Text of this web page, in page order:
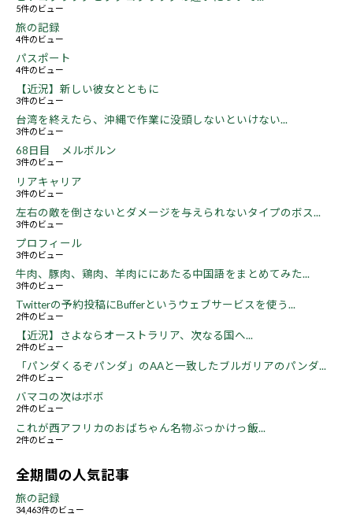
5件のビュー
旅の記録
4件のビュー
パスポート
4件のビュー
【近況】新しい彼女とともに
3件のビュー
台湾を終えたら、沖縄で作業に没頭しないといけない...
3件のビュー
68日目 メルボルン
3件のビュー
リアキャリア
3件のビュー
左右の敵を倒さないとダメージを与えられないタイプのボス...
3件のビュー
プロフィール
3件のビュー
牛肉、豚肉、鶏肉、羊肉ににあたる中国語をまとめてみた...
3件のビュー
Twitterの予約投稿にBufferというウェブサービスを使う...
2件のビュー
【近況】さよならオーストラリア、次なる国へ...
2件のビュー
「パンダくるぞパンダ」のAAと一致したブルガリアのパンダ...
2件のビュー
バマコの次はボボ
2件のビュー
これが西アフリカのおばちゃん名物ぶっかけっ飯...
2件のビュー
全期間の人気記事
旅の記録
34,463件のビュー